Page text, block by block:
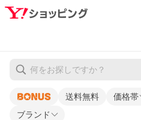
送料無料 価格帯
ブランド